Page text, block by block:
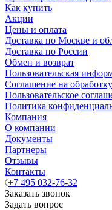
Как купить
Акции
Цены и оплата
Доставка по Москве и
Доставка по России
Обмен и возврат
Пользовательская
Соглашение на
Пользовательское
Политика
Компания
О компании
Документы
Партнеры
Отзывы
Контакты
+7 495 032-76-32
Заказать звонок
Задать вопрос